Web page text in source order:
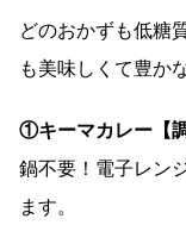
どのおかずも低糖
も美味しくて豊か
①キーマカレー【
鍋不要！電子レン
ます。